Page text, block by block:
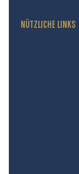
NÜTZLICHE LINKS